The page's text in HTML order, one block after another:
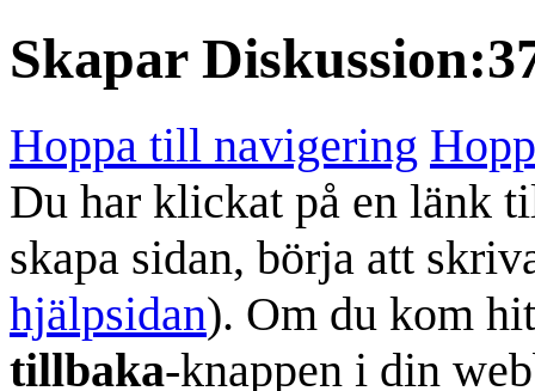
Skapar
Hoppa till navigering
Du har klickat på en länk
skapa sidan, börja att
hjälpsidan). Om du kom
tillbaka-knappen i din